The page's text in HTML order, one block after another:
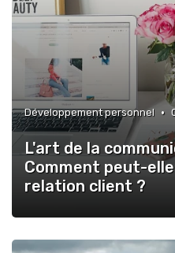
Développement personnel •
L'art de la
Comment peut-
relation client ?